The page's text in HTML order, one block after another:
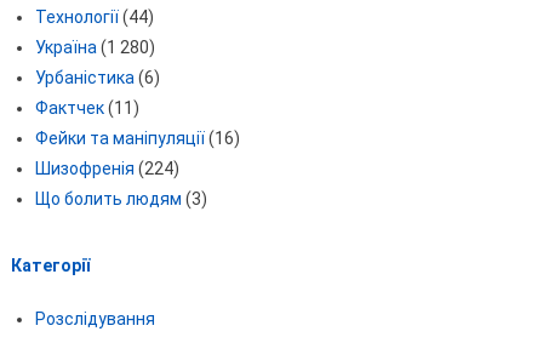
Технології(44)
Україна (1 280)
Урбаністика (6)
Фактчек(11)
Фейки та маніпуляції(16)
Шизофренія (224)
Що болить людям (3)
Категорії
Розслідування